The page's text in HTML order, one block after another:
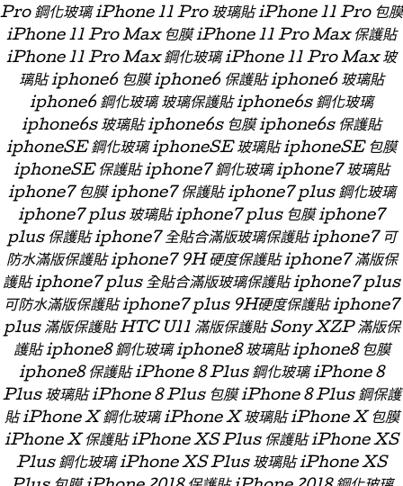
Pro 鋼化玻璃 iPhone 11 Pro 玻璃貼 iPhone 11 Pro 包膜
iPhone 11 Pro Max 包膜 iPhone 11 Pro Max 保護貼
iPhone 11 Pro Max 鋼化玻璃 iPhone 11 Pro Max 玻
璃貼 iphone6 包膜 iphone6 保護貼 iphone6 玻璃貼
iphone6 鋼化玻璃 玻璃保護貼 iphone6s 鋼化玻璃
iphone6s 玻璃貼 iphone6s 包膜 iphone6s 保護貼
iphoneSE 鋼化玻璃 iphoneSE 玻璃貼 iphoneSE 包膜
iphoneSE 保護貼 iphone7 鋼化玻璃 iphone7 玻璃貼
iphone7 包膜 iphone7 保護貼 iphone7 plus 鋼化玻璃
iphone7 plus 玻璃貼 iphone7 plus 包膜 iphone7
plus 保護貼 iphone7 全貼合滿版玻璃保護貼 iphone7 可
防水滿版保護貼 iphone7 9H 硬度保護貼 iphone7 滿版保
護貼 iphone7 plus 全貼合滿版玻璃保護貼 iphone7 plus
可防水滿版保護貼 iphone7 plus 9H硬度保護貼 iphone7
plus 滿版保護貼 HTC U11 滿版保護貼 Sony XZP 滿版保
護貼 iphone8 鋼化玻璃 iphone8 玻璃貼 iphone8 包膜
iphone8 保護貼 iPhone 8 Plus 鋼化玻璃 iPhone 8
Plus 玻璃貼 iPhone 8 Plus 包膜 iPhone 8 Plus 鋼保護
貼 iPhone X 鋼化玻璃 iPhone X 玻璃貼 iPhone X 包膜
iPhone X 保護貼 iPhone XS Plus 保護貼 iPhone XS
Plus 鋼化玻璃 iPhone XS Plus 玻璃貼 iPhone XS